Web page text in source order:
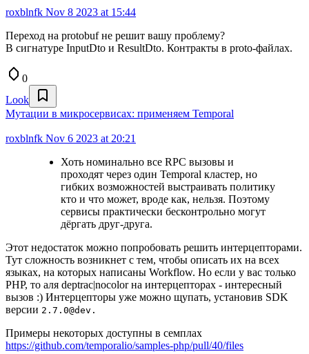
roxblnfk Nov 8 2023 at 15:44
Переход на protobuf не решит вашу проблему?
В сигнатуре InputDto и ResultDto. Контракты в proto-файлах.
0
Look
Мутации в микросервисах: применяем Temporal
roxblnfk Nov 6 2023 at 20:21
Хоть номинально все RPC вызовы и
проходят через один Temporal кластер, но
гибких возможностей выстраивать политику
кто и что может, вроде как, нельзя. Поэтому
сервисы практически бесконтрольно могут
дёргать друг-друга.
Этот недостаток можно попробовать решить интерцепторами.
Тут сложность возникнет с тем, чтобы описать их на всех
языках, на которых написаны Workflow. Но если у вас только
PHP, то аля deptrac|nocolor на интерцепторах - интересный
вызов :) Интерцепторы уже можно щупать, установив SDK
версии 2.7.0@dev.
Примеры некоторых доступны в семплах
https://github.com/temporalio/samples-php/pull/40/files